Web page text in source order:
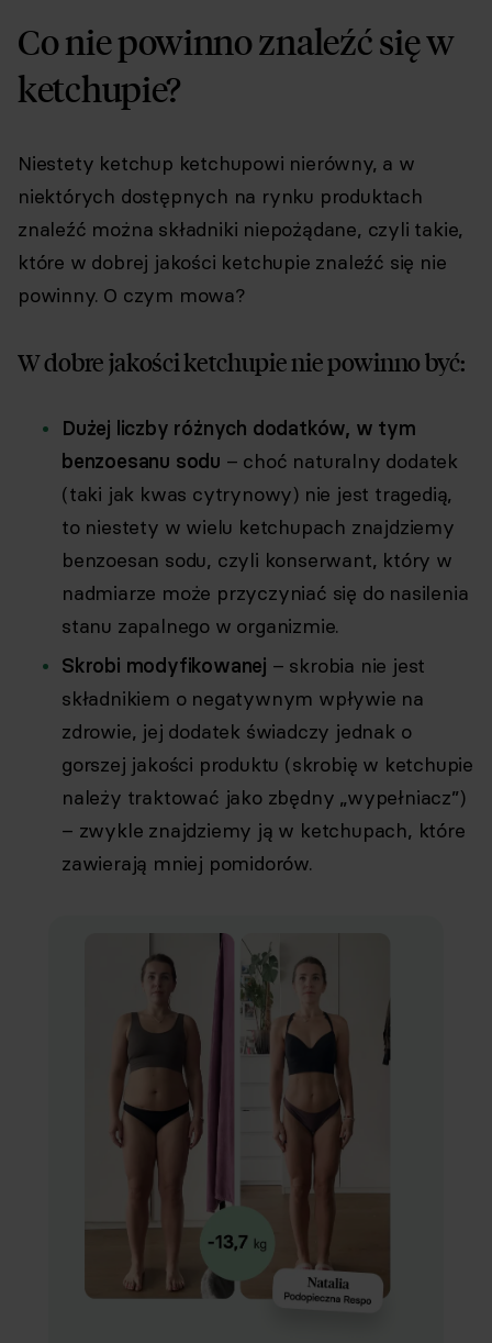
Co nie powinno znaleźć się w
ketchupie?
Niestety ketchup ketchupowi nierówny, a w
niektórych dostępnych na rynku produktach
znaleźć można składniki niepożądane, czyli takie,
które w dobrej jakości ketchupie znaleźć się nie
powinny. O czym mowa?
W dobre jakości ketchupie nie powinno być:
Dużej liczby różnych dodatków, w tym
benzoesanu sodu – choć naturalny dodatek
(taki jak kwas cytrynowy) nie jest tragedią,
to niestety w wielu ketchupach znajdziemy
benzoesan sodu, czyli konserwant, który w
nadmiarze może przyczyniać się do nasilenia
stanu zapalnego w organizmie.
Skrobi modyfikowanej – skrobia nie jest
składnikiem o negatywnym wpływie na
zdrowie, jej dodatek świadczy jednak o
gorszej jakości produktu (skrobię w ketchupie
należy traktować jako zbędny „wypełniacz”)
– zwykle znajdziemy ją w ketchupach, które
zawierają mniej pomidorów.